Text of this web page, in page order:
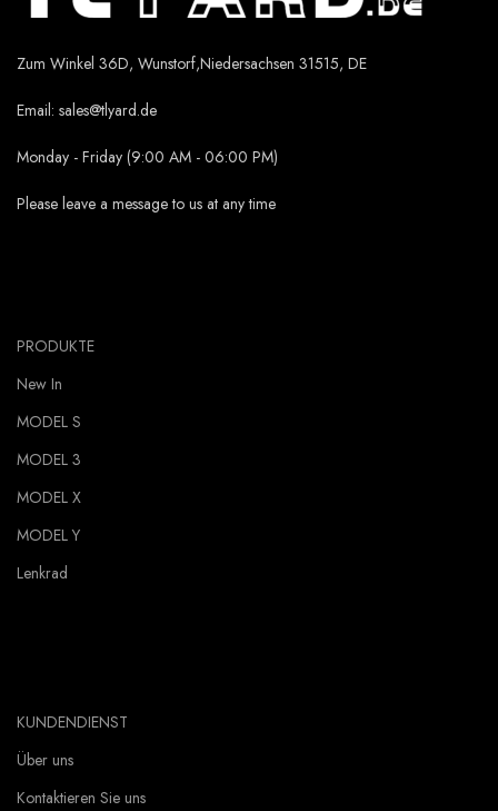
Zum Winkel 36D, Wunstorf,Niedersachsen 31515, DE
Email: sales@tlyard.de
Monday - Friday (9:00 AM - 06:00 PM)
Please leave a message to us at any time
PRODUKTE
New In
MODEL S
MODEL 3
MODEL X
MODEL Y
Lenkrad
KUNDENDIENST
Über uns
Kontaktieren Sie uns